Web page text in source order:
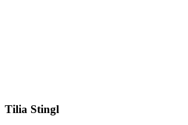
Tilia Stingl